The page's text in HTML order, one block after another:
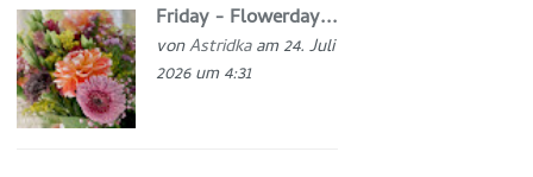
Friday - Flowerday...
vonAstridkaam 24. Juli
2026 um 4:31